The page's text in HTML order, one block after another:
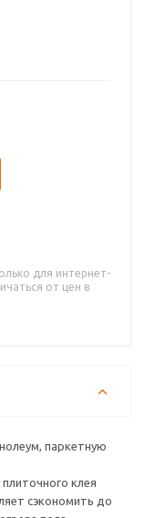
для интернет-
от цен в
паркетную
клея
сэкономить до